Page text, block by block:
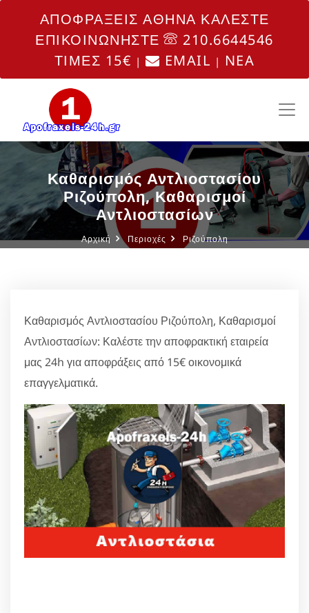
ΑΠΟΦΡΑΞΕΙΣ ΑΘΗΝΑ ΚΑΛΕΣΤΕ
ΕΠΙΚΟΙΝΩΝΗΣΤΕ
210.6644546
ΤΙΜΕΣ 15€ | EMAIL | NEA
Καθαρισμός Αντλιοστασίου
Ριζούπολη, Καθαρισμοί
Αντλιοστασίων
Αρχική Περιοχές Ριζούπολη
Καθαρισμός Αντλιοστασίου Ριζούπολη, Καθαρισμοί
Αντλιοστασίων: Καλέστε την αποφρακτική εταιρεία
μας 24h για αποφράξεις από 15€ οικονομικά
επαγγελματικά.